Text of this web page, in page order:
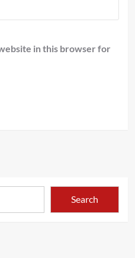
in this browser for
Search